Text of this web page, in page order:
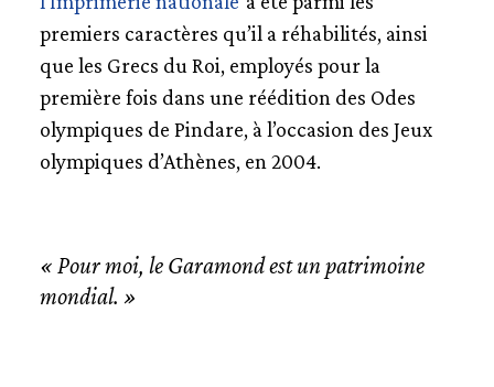
MALOU VERLOMME
USAGES DU GARAMOND
premiers caractères qu’il a réhabilités, ainsi
que les Grecs du Roi, employés pour la
première fois dans une réédition des Odes
olympiques de Pindare, à l’occasion des Jeux
olympiques d’Athènes, en 2004.
« Pour moi, le Garamond est un patrimoine
mondial. »